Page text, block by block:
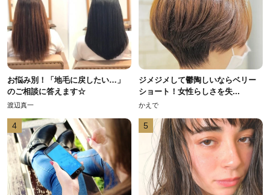
お悩み別！「地毛に戻したい…」
のご相談に答えます☆
渡辺真一
ジメジメして鬱陶しいならベリー
ショート！女性らしさを失...
かえで
4 5